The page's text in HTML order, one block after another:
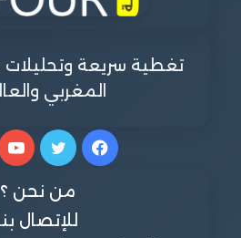
تغطية سريعة
المغربي
فيسبوكتويتر
من نحن ؟
للإتصال بنا